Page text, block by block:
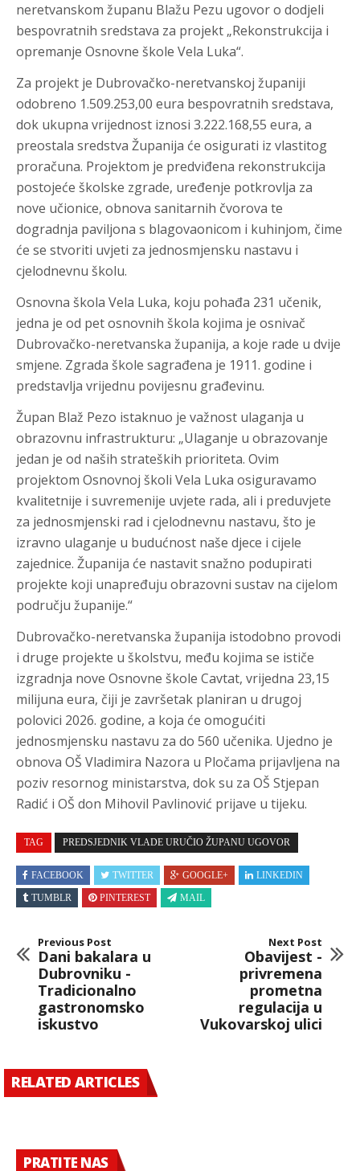
neretvanskom županu Blažu Pezu ugovor o dodjeli
bespovratnih sredstava za projekt „Rekonstrukcija i
opremanje Osnovne škole Vela Luka“.
Za projekt je Dubrovačko-neretvanskoj županiji
odobreno 1.509.253,00 eura bespovratnih sredstava,
dok ukupna vrijednost iznosi 3.222.168,55 eura, a
preostala sredstva Županija će osigurati iz vlastitog
proračuna. Projektom je predviđena rekonstrukcija
postojeće školske zgrade, uređenje potkrovlja za
nove učionice, obnova sanitarnih čvorova te
dogradnja paviljona s blagovaonicom i kuhinjom, čime
će se stvoriti uvjeti za jednosmjensku nastavu i
cjelodnevnu školu.
Osnovna škola Vela Luka, koju pohađa 231 učenik,
jedna je od pet osnovnih škola kojima je osnivač
Dubrovačko-neretvanska županija, a koje rade u dvije
smjene. Zgrada škole sagrađena je 1911. godine i
predstavlja vrijednu povijesnu građevinu.
Župan Blaž Pezo istaknuo je važnost ulaganja u
obrazovnu infrastrukturu: „Ulaganje u obrazovanje
jedan je od naših strateških prioriteta. Ovim
projektom Osnovnoj školi Vela Luka osiguravamo
kvalitetnije i suvremenije uvjete rada, ali i preduvjete
za jednosmjenski rad i cjelodnevnu nastavu, što je
izravno ulaganje u budućnost naše djece i cijele
zajednice. Županija će nastavit snažno podupirati
projekte koji unapređuju obrazovni sustav na cijelom
području županije.“
Dubrovačko-neretvanska županija istodobno provodi
i druge projekte u školstvu, među kojima se ističe
izgradnja nove Osnovne škole Cavtat, vrijedna 23,15
milijuna eura, čiji je završetak planiran u drugoj
polovici 2026. godine, a koja će omogućiti
jednosmjensku nastavu za do 560 učenika. Ujedno je
obnova OŠ Vladimira Nazora u Pločama prijavljena na
poziv resornog ministarstva, dok su za OŠ Stjepan
Radić i OŠ don Mihovil Pavlinović prijave u tijeku.
TAG PREDSJEDNIK VLADE URUČIO ŽUPANU UGOVOR
FACEBOOK TWITTER GOOGLE+
LINKEDIN
TUMBLR
PINTEREST MAIL
Previous Post
Dani bakalara u
Dubrovniku -
Tradicionalno
gastronomsko
iskustvo
Next Post
Obavijest -
privremena
prometna
regulacija u
Vukovarskoj ulici
RELATED ARTICLES
PRATITE NAS